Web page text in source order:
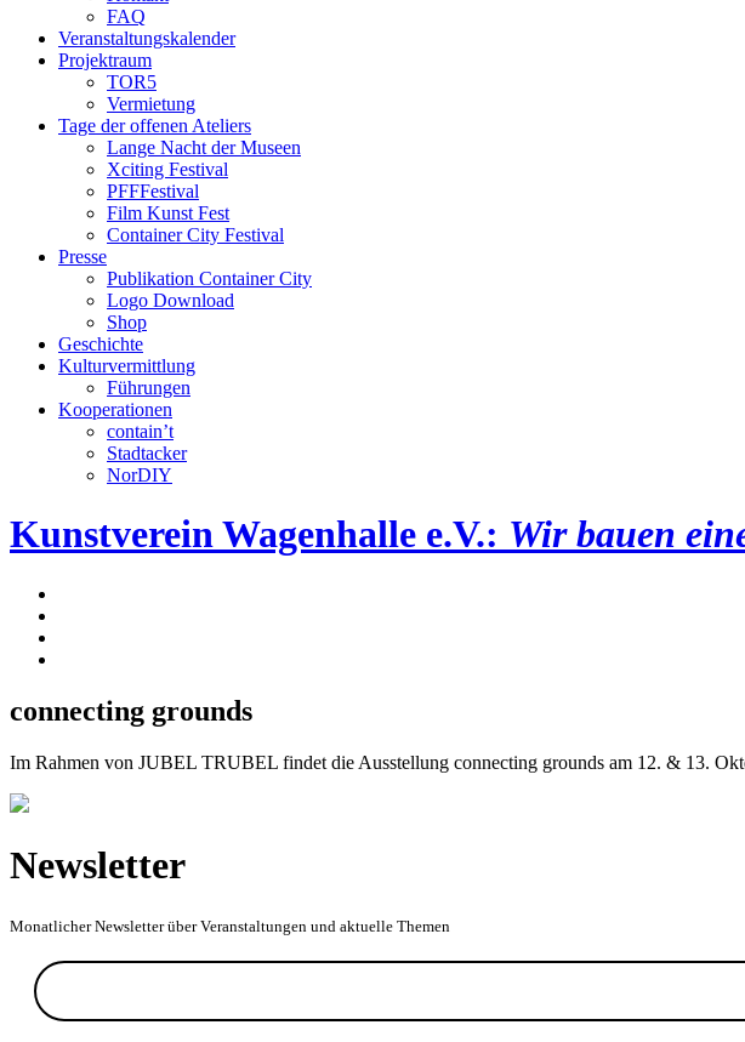
FAQ
Veranstaltungskalender
Projektraum
TOR5
Vermietung
Tage der offenen Ateliers
Lange Nacht der Museen
Xciting Festival
PFFFestival
Film Kunst Fest
Container City Festival
Presse
Publikation Container City
Logo Download
Shop
Geschichte
Kulturvermittlung
Führungen
Kooperationen
contain’t
Stadtacker
NorDIY
Kunstverein Wagenhalle e.V.: Wir bauen
connecting grounds
Im Rahmen von JUBEL TRUBEL findet die Ausstellung connecting grounds am 12. & 13.
Newsletter
Monatlicher Newsletter über Veranstaltungen und aktuelle Themen